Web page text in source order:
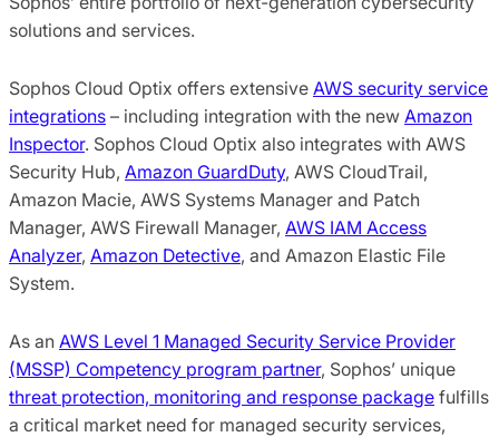
solutions and services.
Sophos Cloud Optix offers extensive AWS security service
integrations – including integration with the new Amazon
Inspector. Sophos Cloud Optix also integrates with AWS
Security Hub, Amazon GuardDuty, AWS CloudTrail,
Amazon Macie, AWS Systems Manager and Patch
Manager, AWS Firewall Manager, AWS IAM Access
Analyzer, Amazon Detective, and Amazon Elastic File
System.
As an AWS Level 1 Managed Security Service Provider
(MSSP) Competency program partner, Sophos’ unique
threat protection, monitoring and response package fulfills
a critical market need for managed security services,